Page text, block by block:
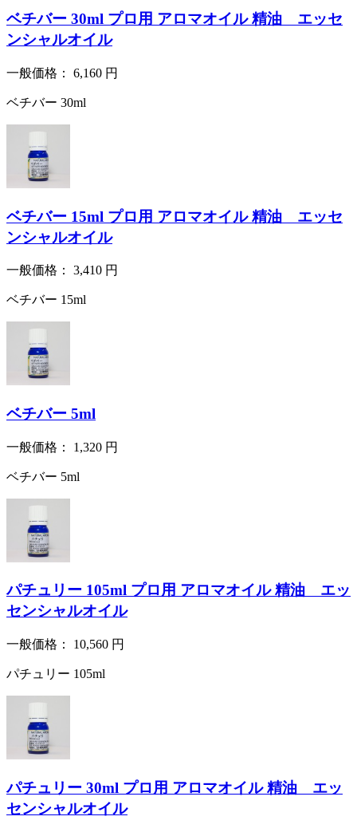
ベチバー 30ml プロ用 アロマオイル 精油 エッセ
ンシャルオイル
一般価格： 6,160 円
ベチバー 30ml
ベチバー 15ml プロ用 アロマオイル 精油 エッセ
ンシャルオイル
一般価格： 3,410 円
ベチバー 15ml
ベチバー 5ml
一般価格： 1,320 円
ベチバー 5ml
パチュリー 105ml プロ用 アロマオイル 精油 エッ
センシャルオイル
一般価格： 10,560 円
パチュリー 105ml
パチュリー 30ml プロ用 アロマオイル 精油 エッ
センシャルオイル